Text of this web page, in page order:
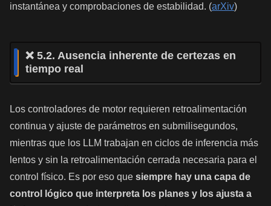
instantánea y comprobaciones de estabilidad. (arXiv)
❌ 5.2. Ausencia inherente de certezas en
tiempo real
Los controladores de motor requieren retroalimentación
continua y ajuste de parámetros en submilisegundos,
mientras que los LLM trabajan en ciclos de inferencia más
lentos y sin la retroalimentación cerrada necesaria para el
control físico. Es por eso que siempre hay una capa de
control lógico que interpreta los planes y los ajusta a